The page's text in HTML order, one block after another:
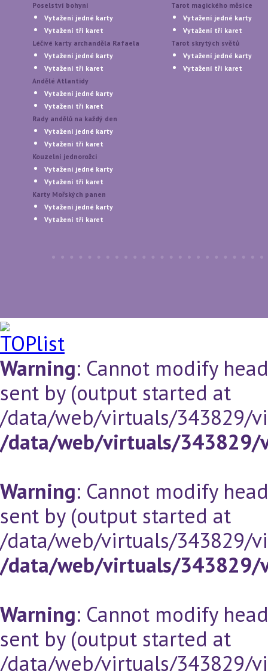
Poselství bohyní
Vytažení jedné karty
Vytažení tří karet
Léčivé karty archanděla Rafaela
Vytažení jedné karty
Vytažení tří karet
Andělé Atlantidy
Vytažení jedné karty
Vytažení tří karet
Rady andělů na každý den
Vytažení jedné karty
Vytažení tří karet
Kouzelní jednorožci
Vytažení jedné karty
Vytažení tří karet
Karty Mořských panen
Vytažení jedné karty
Vytažení tří karet
Tarot magického měsíce
Vytažení jedné karty
Vytažení tří karet
Tarot skrytých světů
Vytažení jedné karty
Vytažení tří karet
Warning: Cannot modify
sent by (output started at
/data/web/virtuals/343829/
/data/web/virtuals/343829/
Warning: Cannot modify
sent by (output started at
/data/web/virtuals/343829/
/data/web/virtuals/343829/
Warning: Cannot modify
sent by (output started at
/data/web/virtuals/343829/